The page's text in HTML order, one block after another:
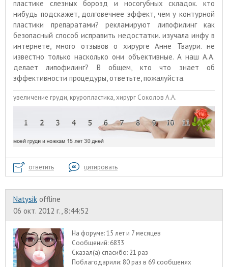
пластике слезных борозд и носогубных складок. кто
нибудь подскажет, долговечнее эффект, чем у контурной
пластики препаратами? рекламируют липофилинг как
безопасный способ исправить недостатки. изучала инфу в
интернете, много отзывов о хирурге Анне Тваури. не
известно только насколько они объективные. А наш А.А.
делает липофилинг? В общем, кто что знает об
эффективности процедуры, ответьте, пожалуйста.
увеличение груди, круропластика, хирург Соколов А.А.
ответить цитировать
Natysik offline
06 окт. 2012 г., 8:44:52
На форуме:15 лет и 7 месяцев
Сообщений: 6833
Сказал(а) спасибо: 21 раз
Поблагодарили: 80 раз в 69 сообщенях